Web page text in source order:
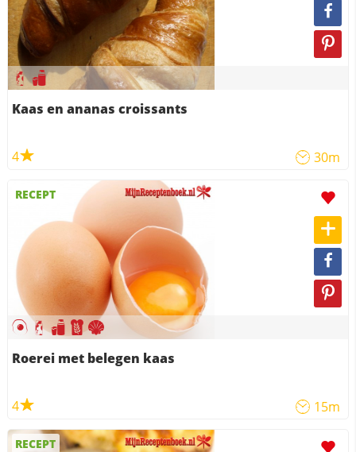
Kaas en ananas croissants
4 30m
RECEPT
Roerei met belegen kaas
4 15m
RECEPT